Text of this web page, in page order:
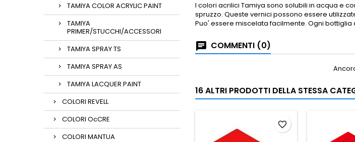
TAMIYA COLOR ACRYLIC PAINT
TAMIYA
PRIMER/STUCCHI/ACCESSORI
TAMIYA SPRAY TS
TAMIYA SPRAY AS
TAMIYA LACQUER PAINT
COLORI REVELL
COLORI OcCRE
COLORI MANTUA
I colori acrilici Tamiya sono solubili in acqua e
spruzzo. Queste vernici possono essere
Puo' essere miscelata facilmente. Ogni bottiglia
COMMENTI (0)
16 ALTRI PRODOTTI DELLA STESSA
favorite_border